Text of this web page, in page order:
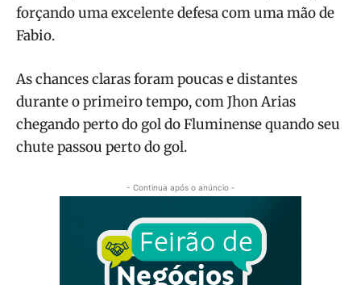
forçando uma excelente defesa com uma mão de
Fabio.
As chances claras foram poucas e distantes
durante o primeiro tempo, com Jhon Arias
chegando perto do gol do Fluminense quando seu
chute passou perto do gol.
- Continua após o anúncio -